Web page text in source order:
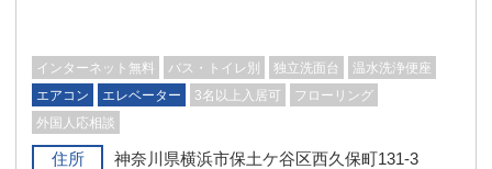
インターネット無料 バス・トイレ別 独立洗面台
温水洗浄便座
エアコン
エレベーター 3名以上入居可
フローリング
外国人応相談
住所
神奈川県横浜市保土ケ谷区西久保町131-3